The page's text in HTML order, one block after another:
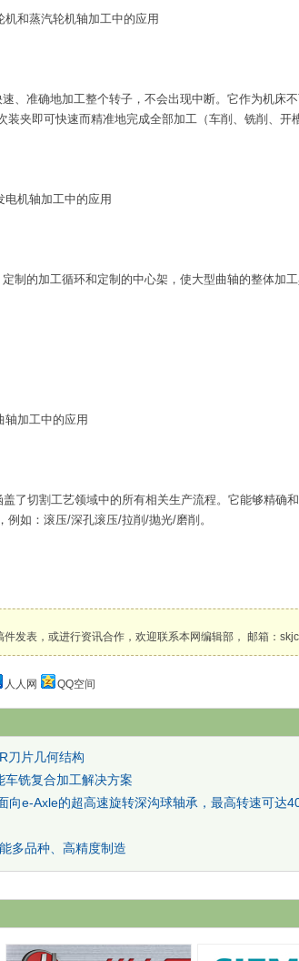
和蒸汽轮机轴加工中的应用
、准确地加工整个转子，不会出现中断。它作为机床
夹即可快速而精准地完成全部加工（车削、铣削、开
机轴加工中的应用
制的加工循环和定制的中心架，使大型曲轴的整体加
轴加工中的应用
切割工艺领域中的所有相关生产流程。它能够精确
如：滚压/深孔滚压/拉削/抛光/磨削。
表，或进行资讯合作，欢迎联系本网编辑部， 邮箱：
人人网 QQ空间
刀片几何结构
铣复合加工解决方案
向e-Axle的超高速旋转深沟球轴承，最高转速可达
多品种、高精度制造